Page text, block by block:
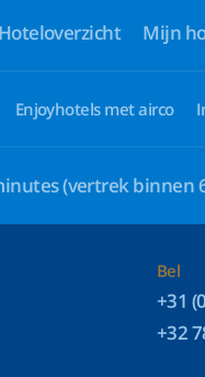
Hoteloverzicht Mijn
Enjoyhotels met airco
(vertrek binnen
Bel
+31
+32